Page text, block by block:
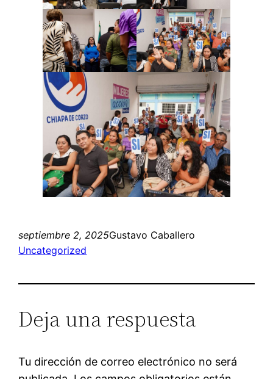
septiembre 2, 2025Gustavo Caballero
Uncategorized
Deja una respuesta
Tu dirección de correo electrónico no será